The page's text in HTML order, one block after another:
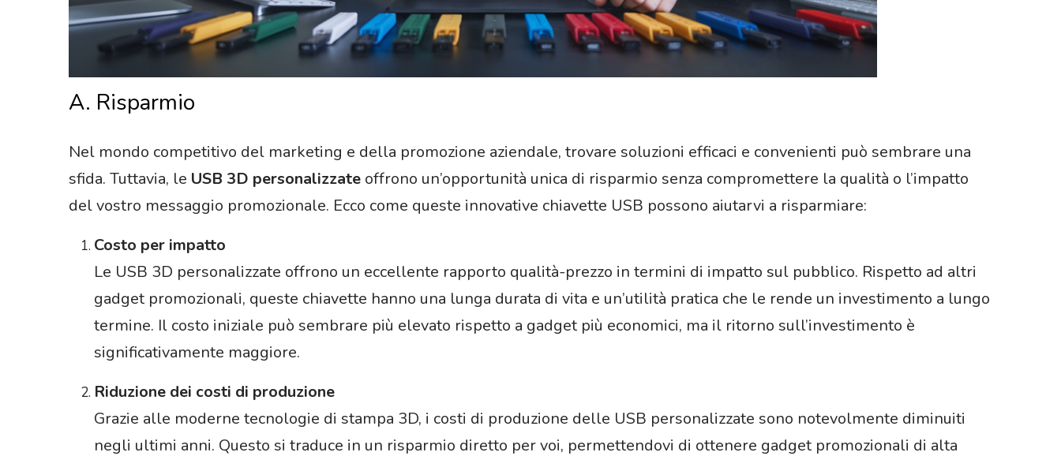
A. Risparmio
Nel mondo competitivo del marketing e della promozione aziendale, trovare soluzioni efficaci e convenienti può sembrare una
sfida. Tuttavia, le USB 3D personalizzate offrono un’opportunità unica di risparmio senza compromettere la qualità o l’impatto
del vostro messaggio promozionale. Ecco come queste innovative chiavette USB possono aiutarvi a risparmiare:
Costo per impatto
Le USB 3D personalizzate offrono un eccellente rapporto qualità-prezzo in termini di impatto sul pubblico. Rispetto ad altri
gadget promozionali, queste chiavette hanno una lunga durata di vita e un’utilità pratica che le rende un investimento a lungo
termine. Il costo iniziale può sembrare più elevato rispetto a gadget più economici, ma il ritorno sull’investimento è
significativamente maggiore.
Riduzione dei costi di produzione
Grazie alle moderne tecnologie di stampa 3D, i costi di produzione delle USB personalizzate sono notevolmente diminuiti
negli ultimi anni. Questo si traduce in un risparmio diretto per voi, permettendovi di ottenere gadget promozionali di alta